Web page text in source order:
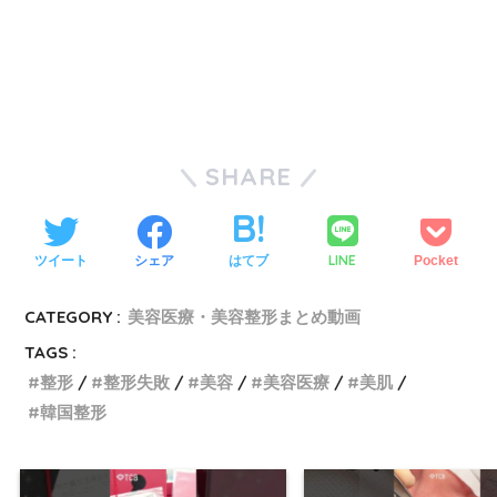
SHARE
ツイート シェア はてブ LINE Pocket
CATEGORY : 美容医療・美容整形まとめ動画
TAGS :
整形
整形失敗 美容 美容医療
美肌
韓国整形